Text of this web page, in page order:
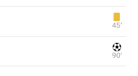
45‎’‎
90‎’‎